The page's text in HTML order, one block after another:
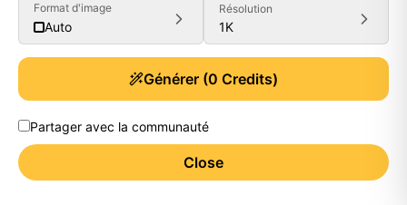
Format d'image
Auto
Résolution
1K
Générer (0 Credits)
Partager avec la communauté
Close
Generate